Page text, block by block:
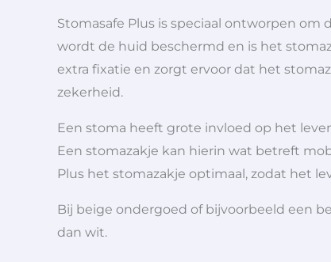
Stomasafe Plus is speciaal ontworpen
wordt de huid beschermd en is het
extra fixatie en zorgt ervoor dat het
zekerheid.
Een stoma heeft grote invloed op het
Een stomazakje kan hierin wat betreft
Plus het stomazakje optimaal, zodat het
Bij beige ondergoed of bijvoorbeeld een
dan wit.